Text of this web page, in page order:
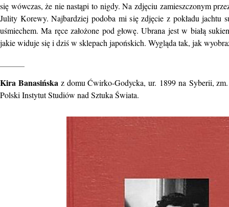
się wówczas, że nie nastąpi to nigdy. Na zdjęciu zamieszczonym
Julity Korewy. Najbardziej podoba mi się zdjęcie z pokładu jachtu
uśmiechem. Ma ręce założone pod głowę. Ubrana jest w białą
jakie widuje się i dziś w sklepach japońskich. Wygląda tak, jak
Kira Banasińska z domu Ćwirko-Godycka, ur. 1899 na Syberii,
Polski Instytut Studiów nad Sztuka Świata.